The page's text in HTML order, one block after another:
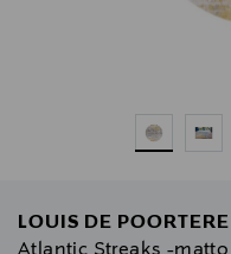
LOUIS DE POORTERE